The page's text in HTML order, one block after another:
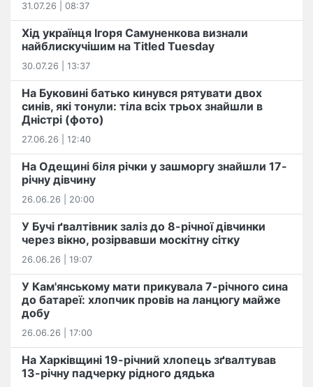
31.07.26 | 08:37
Хід українця Ігоря Самуненкова визнали
найблискучішим на Titled Tuesday
30.07.26 | 13:37
На Буковині батько кинувся рятувати двох
синів, які тонули: тіла всіх трьох знайшли в
Дністрі (фото)
27.06.26 | 12:40
На Одещині біля річки у зашморгу знайшли 17-
річну дівчину
26.06.26 | 20:00
У Бучі ґвалтівник заліз до 8-річної дівчинки
через вікно, розірвавши москітну сітку
26.06.26 | 19:07
У Кам'янському мати прикувала 7-річного сина
до батареї: хлопчик провів на ланцюгу майже
добу
26.06.26 | 17:00
На Харківщині 19-річний хлопець​ ️зґвалтував
13-річну падчерку рідного дядька